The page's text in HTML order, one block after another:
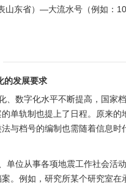
东省）—大流水号（例如：
的发展要求
、数字化水平不断提高，国家
单轨制也提上了日程。原来
与档号的编制也需随着信息
单位从事各项地震工作社会活
。例如，研究所某个研究室在